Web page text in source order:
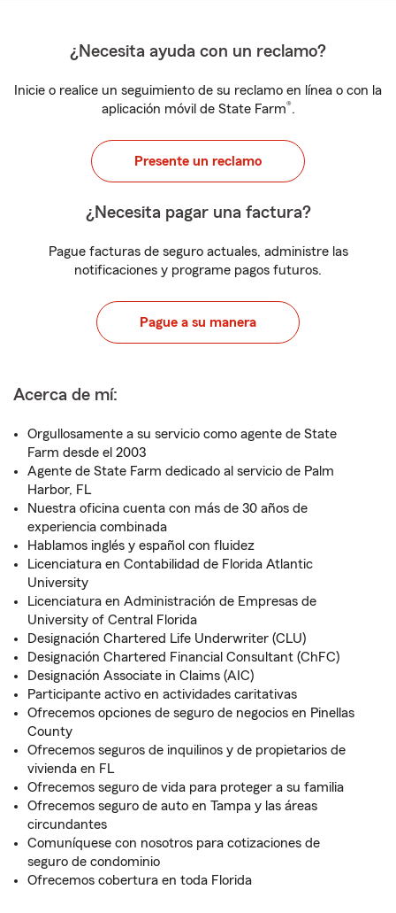
¿Necesita ayuda con un reclamo?
Inicie o realice un seguimiento de su reclamo en línea o con la
aplicación móvil de State Farm®.
Presente un reclamo
¿Necesita pagar una factura?
Pague facturas de seguro actuales, administre las
notificaciones y programe pagos futuros.
Pague a su manera
Acerca de mí:
Orgullosamente a su servicio como agente de State
Farm desde el 2003
Agente de State Farm dedicado al servicio de Palm
Harbor, FL
Nuestra oficina cuenta con más de 30 años de
experiencia combinada
Hablamos inglés y español con fluidez
Licenciatura en Contabilidad de Florida Atlantic
University
Licenciatura en Administración de Empresas de
University of Central Florida
Designación Chartered Life Underwriter (CLU)
Designación Chartered Financial Consultant (ChFC)
Designación Associate in Claims (AIC)
Participante activo en actividades caritativas
Ofrecemos opciones de seguro de negocios en Pinellas
County
Ofrecemos seguros de inquilinos y de propietarios de
vivienda en FL
Ofrecemos seguro de vida para proteger a su familia
Ofrecemos seguro de auto en Tampa y las áreas
circundantes
Comuníquese con nosotros para cotizaciones de
seguro de condominio
Ofrecemos cobertura en toda Florida